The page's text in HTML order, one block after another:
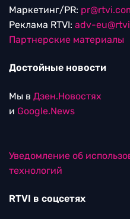
Маркетинг/PR:
Реклама RTVI: adv-
Партнерские материалы
Достойные новости
Мы в Дзен.Новостях
и Google.News
Уведомление об
технологий
RTVI в соцсетях